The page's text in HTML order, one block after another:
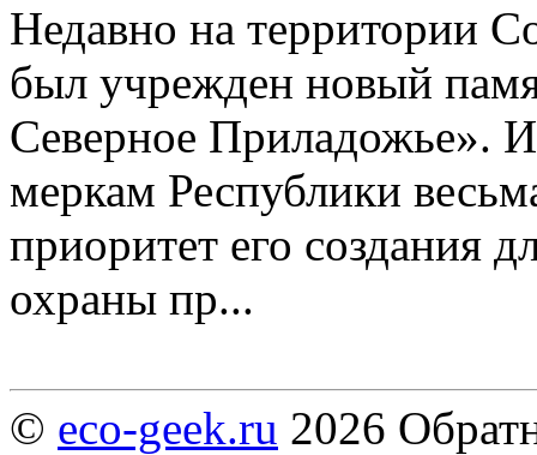
Недавно на территории
был учрежден новый
Северное Приладожье».
меркам Республики
приоритет его создания
охраны пр...
© eco-geek.ru 2026